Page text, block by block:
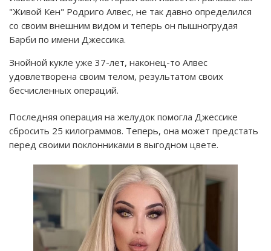
"Живой Кен" Родриго Алвес, не так давно определился
со своим внешним видом и теперь он пышногрудая
Барби по имени Джессика.
Знойной кукле уже 37-лет, наконец-то Алвес
удовлетворена своим телом, результатом своих
бесчисленных операций.
Последняя операция на желудок помогла Джессике
сбросить 25 килограммов. Теперь, она может предстать
перед своими поклонниками в выгодном цвете.